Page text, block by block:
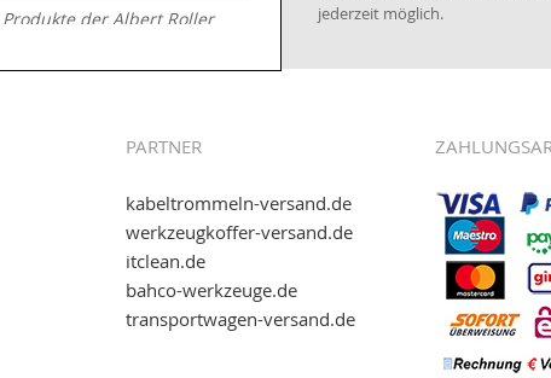
Produkte der Albert Roller
jederzeit möglich.
PARTNER
kabeltrommeln-versand.de
werkzeugkoffer-versand.de
itclean.de
bahco-werkzeuge.de
transportwagen-versand.de